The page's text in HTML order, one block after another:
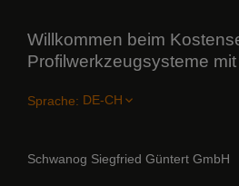
Willkommen beim
Profilwerkzeugsysteme
Sprache:
Schwanog Siegfried Güntert GmbH